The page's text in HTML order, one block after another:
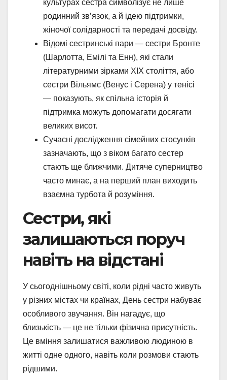
культурах сестра символізує не лише
родинний зв’язок, а й ідею підтримки,
жіночої солідарності та передачі досвіду.
Відомі сестринські пари — сестри Бронте
(Шарлотта, Емілі та Енн), які стали
літературними зірками XIX століття, або
сестри Вільямс (Венус і Серена) у тенісі
— показують, як спільна історія й
підтримка можуть допомагати досягати
великих висот.
Сучасні дослідження сімейних стосунків
зазначають, що з віком багато сестер
стають ще ближчими. Дитяче суперництво
часто минає, а на перший план виходить
взаємна турбота й розуміння.
Сестри, які
залишаються поруч
навіть на відстані
У сьогоднішньому світі, коли рідні часто живуть
у різних містах чи країнах, День сестри набуває
особливого звучання. Він нагадує, що
близькість — це не тільки фізична присутність.
Це вміння залишатися важливою людиною в
житті одне одного, навіть коли розмови стають
рідшими.